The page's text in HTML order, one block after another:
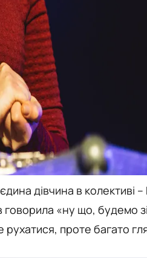
дівчина в колективі
говорила «ну що, будемо
проте багато